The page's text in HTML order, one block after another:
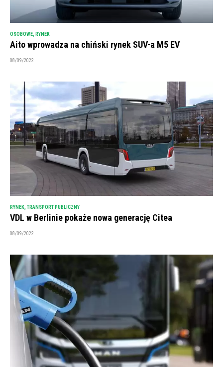
OSOBOWE, RYNEK
Aito wprowadza na chiński rynek SUV-a M5 EV
08/09/2022
RYNEK TRANSPORT PUBLICZNY
VDL w Berlinie pokaże nowa generację Citea
08/09/2022